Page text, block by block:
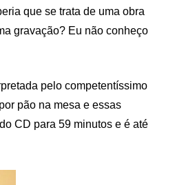
que se trata de uma obra
gravação? Eu não conheço
pelo competentíssimo
pão na mesa e essas
CD para 59 minutos e é até